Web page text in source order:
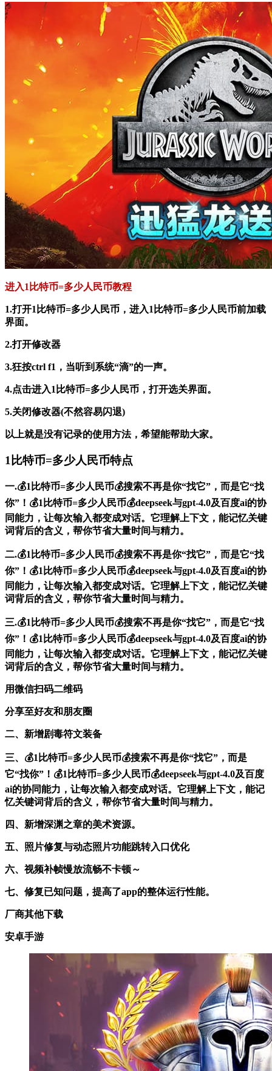
进入1比特币=多少人民币教程
1.打开1比特币=多少人民币，进入1比特币=多少人民币前加载
界面。
2.打开修改器
3.狂按ctrl f1，当听到系统“滴”的一声。
4.点击进入1比特币=多少人民币，打开选关界面。
5.关闭修改器(不然容易闪退)
以上就是没有记录的使用方法，希望能帮助大家。
1比特币=多少人民币特点
一.💰1比特币=多少人民币💰搜索不再是你“找它”，而是它“找
你”！💰1比特币=多少人民币💰deepseek与gpt-4.0及百度ai的协
同能力，让每次输入都变成对话。它理解上下文，能记忆关键
词背后的含义，帮你节省大量时间与精力。
二.💰1比特币=多少人民币💰搜索不再是你“找它”，而是它“找
你”！💰1比特币=多少人民币💰deepseek与gpt-4.0及百度ai的协
同能力，让每次输入都变成对话。它理解上下文，能记忆关键
词背后的含义，帮你节省大量时间与精力。
三.💰1比特币=多少人民币💰搜索不再是你“找它”，而是它“找
你”！💰1比特币=多少人民币💰deepseek与gpt-4.0及百度ai的协
同能力，让每次输入都变成对话。它理解上下文，能记忆关键
词背后的含义，帮你节省大量时间与精力。
用微信扫码二维码
分享至好友和朋友圈
二、新增剧毒符文装备
三、💰1比特币=多少人民币💰搜索不再是你“找它”，而是
它“找你”！💰1比特币=多少人民币💰deepseek与gpt-4.0及百度
ai的协同能力，让每次输入都变成对话。它理解上下文，能记
忆关键词背后的含义，帮你节省大量时间与精力。
四、新增深渊之章的美术资源。
五、照片修复与动态照片功能跳转入口优化
六、视频补帧慢放流畅不卡顿～
七、修复已知问题，提高了app的整体运行性能。
厂商其他下载
安卓手游